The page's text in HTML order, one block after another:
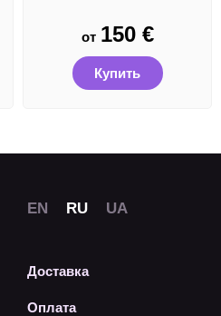
от 150 €
Купить
Доставка
Оплата